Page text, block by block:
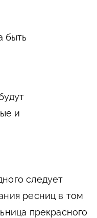
быть
и
следует
ресниц в том
прекрасного